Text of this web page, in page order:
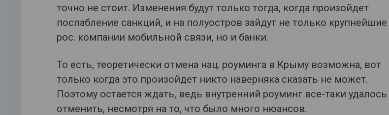
точно не стоит. Изменения будут только тогда, когда произойдет
послабление санкций, и на полуостров зайдут не только крупнейшие
рос. компании мобильной связи, но и банки.
То есть, теоретически отмена нац. роуминга в Крыму возможна, вот
только когда это произойдет никто наверняка сказать не может.
Поэтому остается ждать, ведь внутренний роуминг все-таки удалось
отменить, несмотря на то, что было много нюансов.